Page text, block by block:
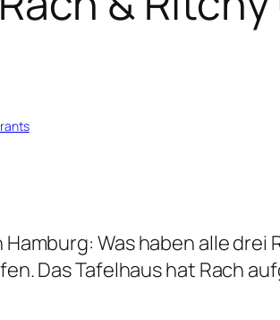
Was haben alle
Das Tafelhaus hat Rach